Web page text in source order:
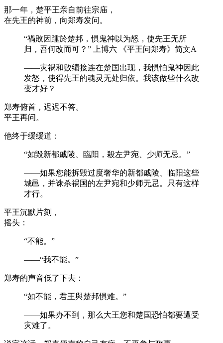
那一年，楚平王亲自前往宗庙，
在先王的神前，向郑寿发问。
“禍敗因踵於楚邦，惧鬼神以为怒，使先王无所
归，吾何改而可？” 上博六 《平王问郑寿》简文A
——灾祸和败绩接连在楚国出现，我惧怕鬼神因此
发怒，使得先王的魂灵无处归依。我该做些什么改
变才好？
郑寿俯首，迟迟不答。
平王再问。
他终于缓缓道：
“如毀新都戚陵、臨阳，殺左尹宛、少师无忌。”
——如果您能拆毁过度奢华的新都戚陵、临阳这些
城邑，并诛杀祸国的左尹宛和少师无忌。只有这样
才行。
平王沉默片刻，
摇头：
“不能。”
——“我不能。”
郑寿的声音低了下去：
“如不能，君王與楚邦惧难。”
——如果办不到，那么大王您和楚国恐怕都要遭受
灾难了。